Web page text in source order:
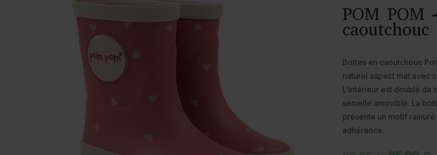
POM POM
Bottes en caoutchouc
naturel aspect mat avec
L’intérieur est doublé de
semelle amovible. La
présente un motif
adhérence.